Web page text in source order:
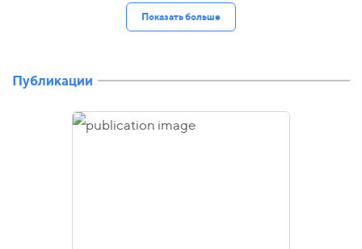
Показать больше
Публикации